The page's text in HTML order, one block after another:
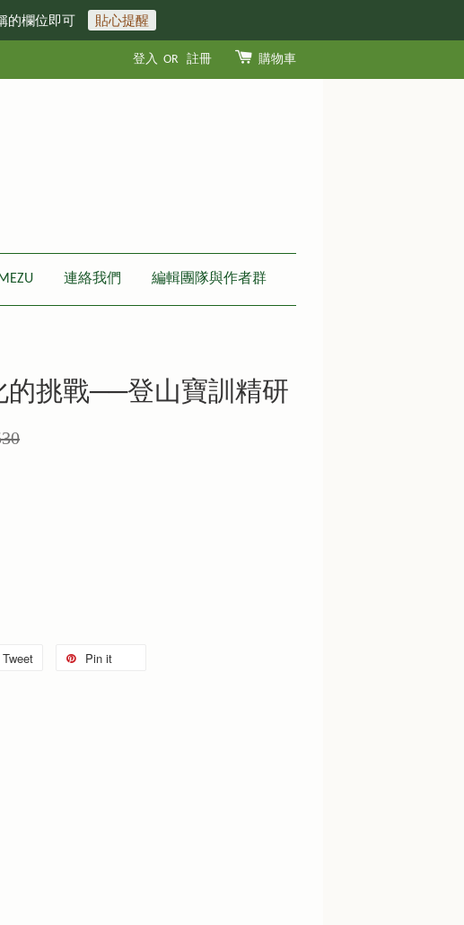
的欄位即可 貼心提醒
登入 OR 註冊 購物車
連絡我們 編輯團隊與作者群
的挑戰──登山寶訓精研
Tweet Pin it